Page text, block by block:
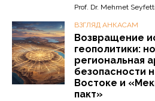
Prof. Dr. Mehmet
ВЗГЛЯД АНКАСАМ
Возвращение
геополитики:
региональная
безопасности
Востоке и
пакт»